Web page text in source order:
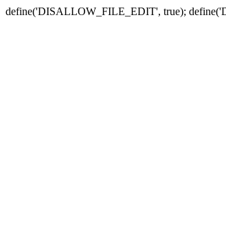
define('DISALLOW_FILE_EDIT', true);